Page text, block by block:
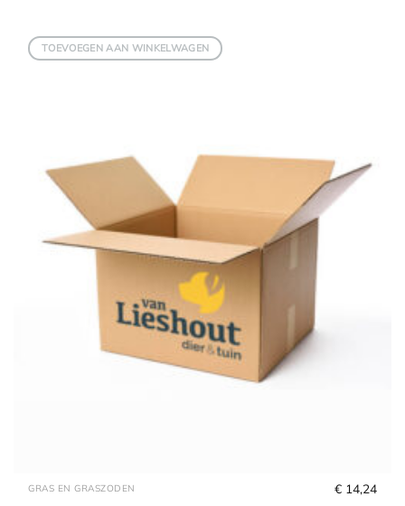
TOEVOEGEN AAN WINKELWAGEN
GRAS EN GRASZODEN € 14,24